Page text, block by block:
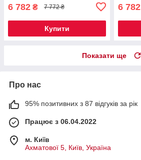
6 782 ₴ 7 772 ₴
Купити
6 782
Показати ще
Про нас
95% позитивних з 87 відгуків за рік
Працює з 06.04.2022
м. Київ
Ахматової 5, Київ, Україна